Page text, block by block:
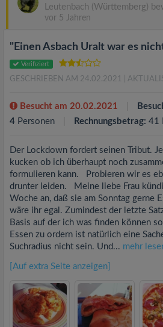
Leutenbach (Württemberg)
vor 5 Jahren
"Einen Asbach Uralt war es
Verifiziert
GESCHRIEBEN AM 24.02.2021 |
Besucht am 20.02.2021
4 Personen Rechnungsbetrag: 41
Der Lockdown fordert seinen Tribut.
kucken ob ich überhaupt noch
formulieren kann. Probieren wir es
drunter leiden. Meine liebe Frau
Woche an, daß sie am Sonntag gerne
wäre ihr egal. Zumindest der letzte
Basis auf der ich was finden können
Essen zu ordern ist natürlich eine
Suchradius nicht sein. Und... mehr
[Auf extra Seite anzeigen]